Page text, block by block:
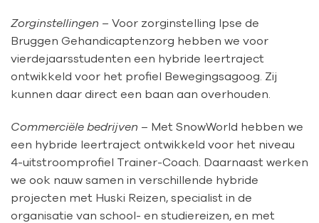
Zorginstellingen – Voor zorginstelling Ipse de
Bruggen Gehandicaptenzorg hebben we voor
vierdejaarsstudenten een hybride leertraject
ontwikkeld voor het profiel Bewegingsagoog. Zij
kunnen daar direct een baan aan overhouden.
Commerciële bedrijven – Met SnowWorld hebben we
een hybride leertraject ontwikkeld voor het niveau
4-uitstroomprofiel Trainer-Coach. Daarnaast werken
we ook nauw samen in verschillende hybride
projecten met Huski Reizen, specialist in de
organisatie van school- en studiereizen, en met